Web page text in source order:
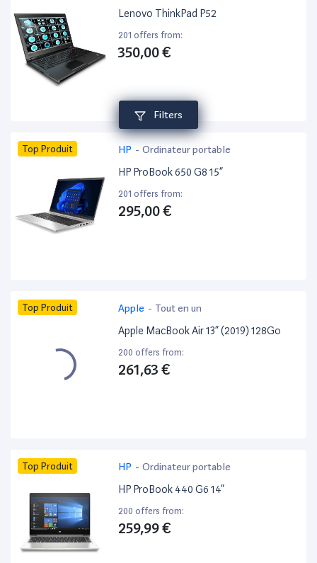
Filters
bureautique
Lenovo ThinkPad P52
201 offers from:
350,00 €
Top Produit HP - Ordinateur portable
HP ProBook 650 G8 15”
201 offers from:
295,00 €
Top Produit Apple - Tout en un
Apple MacBook Air 13” (2019) 128Go
200 offers from:
261,63 €
Top Produit HP - Ordinateur portable
HP ProBook 440 G6 14”
200 offers from:
259,99 €